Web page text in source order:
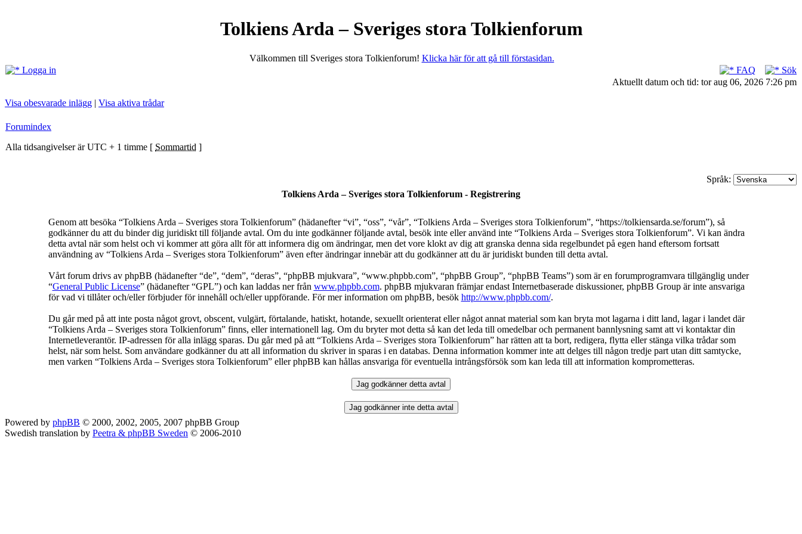
Tolkiens Arda – Sveriges stora Tolkienforum
Välkommen till Sveriges stora Tolkienforum! Klicka här för att gå till förstasidan.
Logga in
FAQ
Sök
Aktuellt datum och tid: tor aug 06, 2026 7:26 pm
Visa obesvarade inlägg | Visa aktiva trådar
Forumindex
Alla tidsangivelser är UTC + 1 timme [ Sommartid ]
Språk:
Tolkiens Arda – Sveriges stora Tolkienforum - Registrering
Genom att besöka “Tolkiens Arda – Sveriges stora Tolkienforum” (hädanefter “vi”, “oss”, “vår”, “Tolkiens Arda – Sveriges stora Tolkienforum”, “https://tolkiensarda.se/forum”), så
godkänner du att du binder dig juridiskt till följande avtal. Om du inte godkänner följande avtal, besök inte eller använd inte “Tolkiens Arda – Sveriges stora Tolkienforum”. Vi kan ändra
detta avtal när som helst och vi kommer att göra allt för att informera dig om ändringar, men det vore klokt av dig att granska denna sida regelbundet på egen hand eftersom fortsatt
användning av “Tolkiens Arda – Sveriges stora Tolkienforum” även efter ändringar innebär att du godkänner att du är juridiskt bunden till detta avtal.
Vårt forum drivs av phpBB (hädanefter “de”, “dem”, “deras”, “phpBB mjukvara”, “www.phpbb.com”, “phpBB Group”, “phpBB Teams”) som är en forumprogramvara tillgänglig under
“General Public License” (hädanefter “GPL”) och kan laddas ner från www.phpbb.com. phpBB mjukvaran främjar endast Internetbaserade diskussioner, phpBB Group är inte ansvariga
för vad vi tillåter och/eller förbjuder för innehåll och/eller uppförande. För mer information om phpBB, besök http://www.phpbb.com/.
Du går med på att inte posta något grovt, obscent, vulgärt, förtalande, hatiskt, hotande, sexuellt orienterat eller något annat material som kan bryta mot lagarna i ditt land, lagar i landet där
“Tolkiens Arda – Sveriges stora Tolkienforum” finns, eller internationell lag. Om du bryter mot detta så kan det leda till omedelbar och permanent bannlysning samt att vi kontaktar din
Internetleverantör. IP-adressen för alla inlägg sparas. Du går med på att “Tolkiens Arda – Sveriges stora Tolkienforum” har rätten att ta bort, redigera, flytta eller stänga vilka trådar som
helst, när som helst. Som användare godkänner du att all information du skriver in sparas i en databas. Denna information kommer inte att delges till någon tredje part utan ditt samtycke,
men varken “Tolkiens Arda – Sveriges stora Tolkienforum” eller phpBB kan hållas ansvariga för eventuella intrångsförsök som kan leda till att information komprometteras.
Powered by phpBB © 2000, 2002, 2005, 2007 phpBB Group
Swedish translation by Peetra & phpBB Sweden © 2006-2010